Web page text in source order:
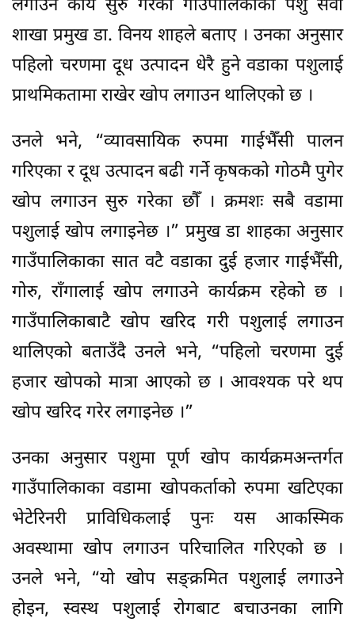
लगाउने कार्य सुरु गरेको गाउँपालिकाका पशु सेवा
शाखा प्रमुख डा. विनय शाहले बताए । उनका अनुसार
पहिलो चरणमा दूध उत्पादन धेरै हुने वडाका पशुलाई
प्राथमिकतामा राखेर खोप लगाउन थालिएको छ ।
उनले भने, “व्यावसायिक रुपमा गाईभैँसी पालन
गरिएका र दूध उत्पादन बढी गर्ने कृषकको गोठमै पुगेर
खोप लगाउन सुरु गरेका छौँ । क्रमशः सबै वडामा
पशुलाई खोप लगाइनेछ ।” प्रमुख डा शाहका अनुसार
गाउँपालिकाका सात वटै वडाका दुई हजार गाईभैँसी,
गोरु, राँगालाई खोप लगाउने कार्यक्रम रहेको छ ।
गाउँपालिकाबाटै खोप खरिद गरी पशुलाई लगाउन
थालिएको बताउँदै उनले भने, “पहिलो चरणमा दुई
हजार खोपको मात्रा आएको छ । आवश्यक परे थप
खोप खरिद गरेर लगाइनेछ ।”
उनका अनुसार पशुमा पूर्ण खोप कार्यक्रमअन्तर्गत
गाउँपालिकाका वडामा खोपकर्ताको रुपमा खटिएका
भेटेरिनरी प्राविधिकलाई पुनः यस आकस्मिक
अवस्थामा खोप लगाउन परिचालित गरिएको छ ।
उनले भने, “यो खोप सङ्क्रमित पशुलाई लगाउने
होइन, स्वस्थ पशुलाई रोगबाट बचाउनका लागि